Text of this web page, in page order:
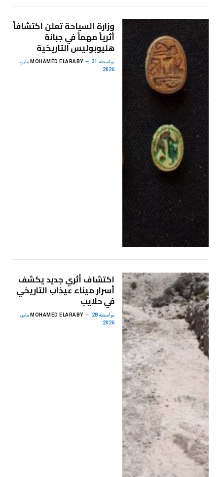
وزارة السياحة تعلن اكتشافاً
أثرياً مهماً في جبانة
هليوبوليس التاريخية
بواسطة MOHAMED ELARABY 31 مايو،
2026
اكتشاف أثري جديد يكشف
أسرار ميناء عيذاب التاريخي
في حلايب
بواسطة MOHAMED ELARABY 28 مايو،
2026